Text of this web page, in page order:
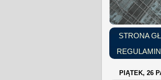
STRONA
PIĄTEK, 26